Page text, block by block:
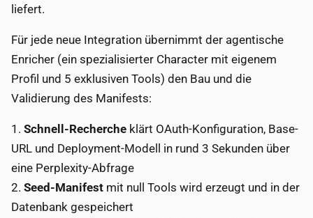
liefert.
Für jede neue Integration übernimmt der agentische
Enricher (ein spezialisierter Character mit eigenem
Profil und 5 exklusiven Tools) den Bau und die
Validierung des Manifests:
1. Schnell-Recherche klärt OAuth-Konfiguration, Base-
URL und Deployment-Modell in rund 3 Sekunden über
eine Perplexity-Abfrage
2. Seed-Manifest mit null Tools wird erzeugt und in der
Datenbank gespeichert